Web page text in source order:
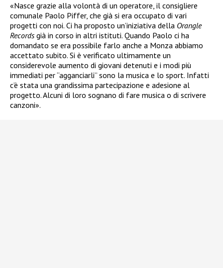
«Nasce grazie alla volontà di un operatore, il consigliere
comunale Paolo Piffer, che già si era occupato di vari
progetti con noi. Ci ha proposto un’iniziativa della Orangle
Recordsgià in corso in altri istituti. Quando Paolo ci ha
domandato se era possibile farlo anche a Monza abbiamo
accettato subito. Si è verificato ultimamente un
considerevole aumento di giovani detenuti e i modi più
immediati per “agganciarli” sono la musica e lo sport. Infatti
c’è stata una grandissima partecipazione e adesione al
progetto. Alcuni di loro sognano di fare musica o di scrivere
canzoni».